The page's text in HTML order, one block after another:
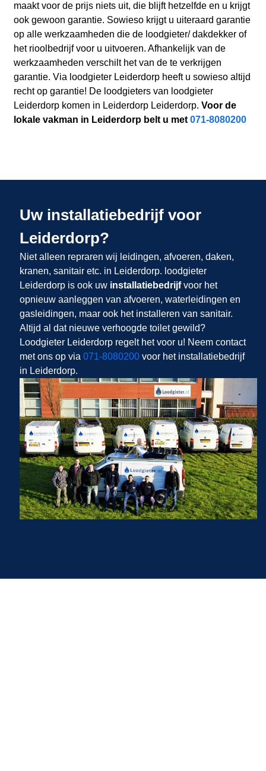
maakt voor de prijs niets uit, die blijft hetzelfde en u krijgt
ook gewoon garantie. Sowieso krijgt u uiteraard garantie
op alle werkzaamheden die de loodgieter/ dakdekker of
het rioolbedrijf voor u uitvoeren. Afhankelijk van de
werkzaamheden verschilt het van de te verkrijgen
garantie. Via loodgieter Leiderdorp heeft u sowieso altijd
recht op garantie! De loodgieters van loodgieter
Leiderdorp komen in Leiderdorp Leiderdorp. Voor de
lokale vakman in Leiderdorp belt u met071-8080200
Uw installatiebedrijf voor
Leiderdorp?
Niet alleen repraren wij leidingen, afvoeren, daken,
kranen, sanitair etc. in Leiderdorp. loodgieter
Leiderdorp is ook uw installatiebedrijfvoor het
opnieuw aanleggen van afvoeren, waterleidingen en
gasleidingen, maar ook het installeren van sanitair.
Altijd al dat nieuwe verhoogde toilet gewild?
Loodgieter Leiderdorp regelt het voor u! Neem contact
met ons op via 071-8080200voor het installatiebedrijf
in Leiderdorp.